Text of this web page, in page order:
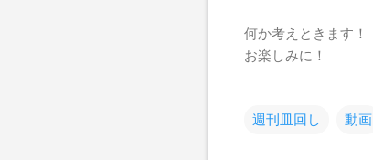
何か考えときます！
お楽しみに！
週刊皿回し 動画